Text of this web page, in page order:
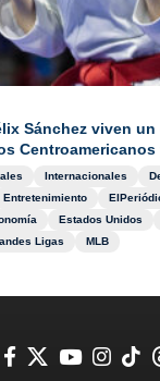
Sánchez viven
Centroamericanos
Internacionales
Entretenimiento
Estados Unidos
Ligas MLB